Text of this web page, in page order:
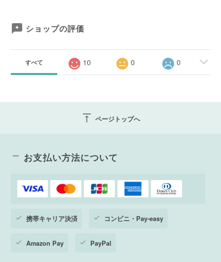
ショップの評価
すべて 10 0 0
vertical_align_top ページトップへ
お支払い方法について
携帯キャリア決済 コンビニ・Pay-easy
Amazon Pay PayPal